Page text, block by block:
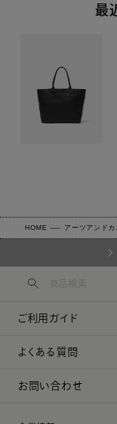
最
HOME アーツアンド
ご利用ガイド
よくある質問
お問い合わせ